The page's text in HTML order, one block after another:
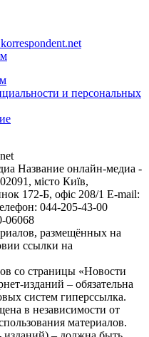
и персональных
Название онлайн-медиа -
місто Київ,
172-Б, офіс 208/1 E-mail:
044-205-43-00
06068
размещённых на
ссылки на
со страницы «Новости
изданий – обязательна
систем гиперссылка.
в независимости от
материалов.